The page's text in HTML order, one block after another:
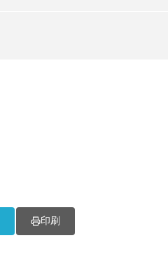
印刷